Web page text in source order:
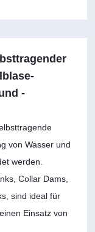
-
von Wasser und
werden.
Collar Dams,
sind ideal für
Einsatz von